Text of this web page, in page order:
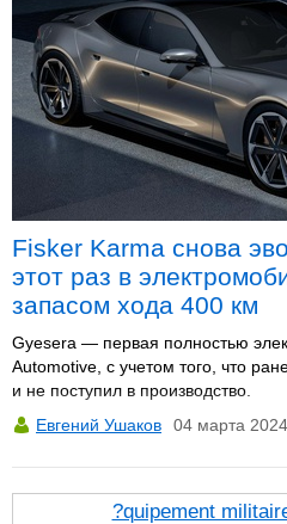
Fisker Karma снова
этот раз в
запасом хода 400 км
Gyesera — первая полностью
Automotive, с учетом того, что
и не поступил в производство.
Евгений Ушаков
04 марта
?quipement